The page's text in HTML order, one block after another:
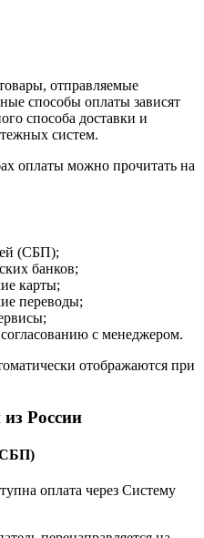
отправляемые
способы оплаты зависят
способа доставки и
систем.
оплаты можно прочитать на
(СБП);
банков;
карты;
переводы;
с менеджером.
отображаются при
России
оплата через Систему